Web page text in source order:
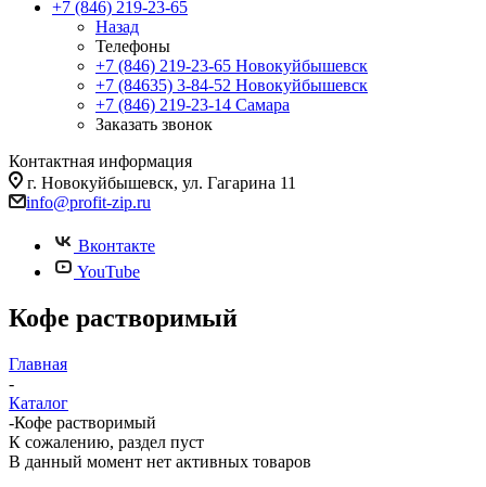
+7 (846) 219-23-65
Назад
Телефоны
+7 (846) 219-23-65 Новокуйбышевск
+7 (84635) 3-84-52 Новокуйбышевск
+7 (846) 219-23-14 Самара
Заказать звонок
Контактная информация
г. Новокуйбышевск, ул. Гагарина 11
info@profit-zip.ru
Вконтакте
YouTube
Кофе растворимый
Главная
-
Каталог
-Кофе растворимый
К сожалению, раздел пуст
В данный момент нет активных товаров